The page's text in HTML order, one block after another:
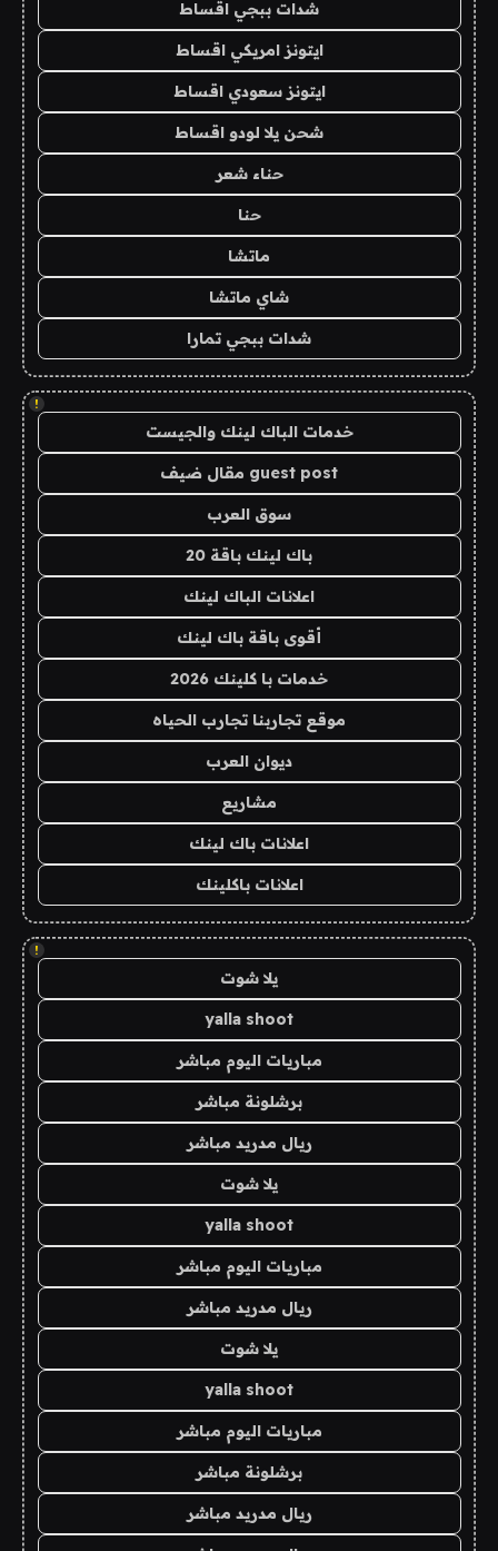
شدات ببجي اقساط
ايتونز امريكي اقساط
ايتونز سعودي اقساط
شحن يلا لودو اقساط
حناء شعر
حنا
ماتشا
شاي ماتشا
شدات ببجي تمارا
!
خدمات الباك لينك والجيست
guest post مقال ضيف
سوق العرب
باك لينك باقة 20
اعلانات الباك لينك
أقوى باقة باك لينك
خدمات با كلينك 2026
موقع تجاربنا تجارب الحياه
ديوان العرب
مشاريع
اعلانات باك لينك
اعلانات باكلينك
!
يلا شوت
yalla shoot
مباريات اليوم مباشر
برشلونة مباشر
ريال مدريد مباشر
يلا شوت
yalla shoot
مباريات اليوم مباشر
ريال مدريد مباشر
يلا شوت
yalla shoot
مباريات اليوم مباشر
برشلونة مباشر
ريال مدريد مباشر